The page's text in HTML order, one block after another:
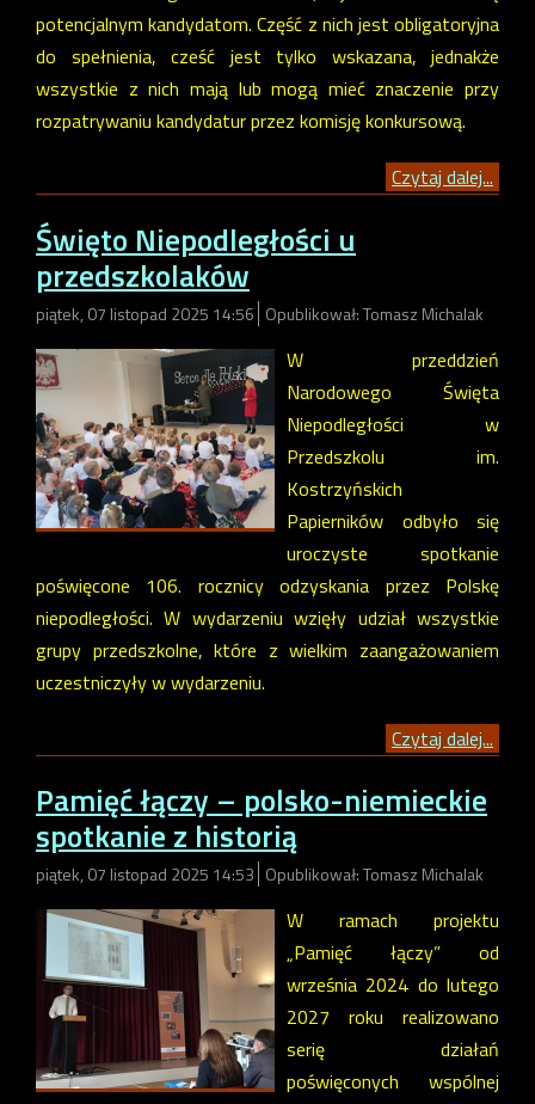
potencjalnym kandydatom. Część z nich jest obligatoryjna
do spełnienia, cześć jest tylko wskazana, jednakże
wszystkie z nich mają lub mogą mieć znaczenie przy
rozpatrywaniu kandydatur przez komisję konkursową.
Czytaj dalej...
Święto Niepodległości u
przedszkolaków
piątek, 07 listopad 2025 14:56 Opublikował: Tomasz Michalak
W przeddzień
Narodowego Święta
Niepodległości w
Przedszkolu im.
Kostrzyńskich
Papierników odbyło się
uroczyste spotkanie
poświęcone 106. rocznicy odzyskania przez Polskę
niepodległości. W wydarzeniu wzięły udział wszystkie
grupy przedszkolne, które z wielkim zaangażowaniem
uczestniczyły w wydarzeniu.
Czytaj dalej...
Pamięć łączy – polsko-niemieckie
spotkanie z historią
piątek, 07 listopad 2025 14:53 Opublikował: Tomasz Michalak
W ramach projektu
„Pamięć łączy” od
września 2024 do lutego
2027 roku realizowano
serię działań
poświęconych wspólnej